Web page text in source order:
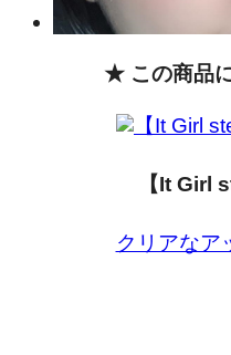
★ この商品
【It Girl
クリアなア